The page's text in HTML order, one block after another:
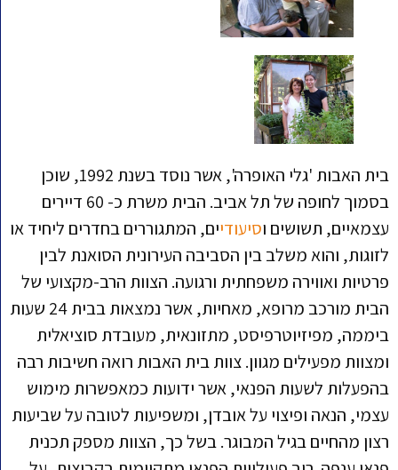
בית האבות 'גלי האופרה', אשר נוסד בשנת 1992, שוכן
בסמוך לחופה של תל אביב. הבית משרת כ- 60 דיירים
עצמאיים, תשושים וסיעודיים, המתגוררים בחדרים ליחיד או
לזוגות, והוא משלב בין הסביבה העירונית הסואנת לבין
פרטיות ואווירה משפחתית ורגועה. הצוות הרב-מקצועי של
הבית מורכב מרופא, מאחיות, אשר נמצאות בבית 24 שעות
ביממה, מפיזיוטרפיסט, מתזונאית, מעובדת סוציאלית
ומצוות מפעילים מגוון. צוות בית האבות רואה חשיבות רבה
בהפעלות לשעות הפנאי, אשר ידועות כמאפשרות מימוש
עצמי, הנאה ופיצוי על אובדן, ומשפיעות לטובה על שביעות
רצון מהחיים בגיל המבוגר. בשל כך, הצוות מספק תכנית